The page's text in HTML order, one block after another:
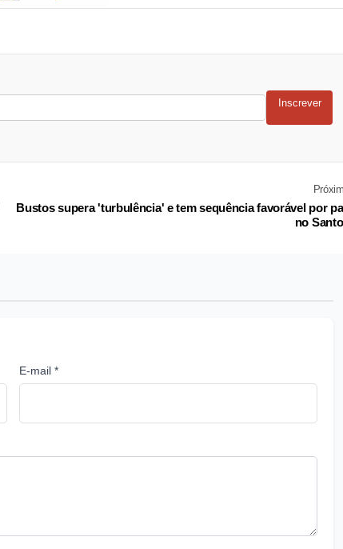
Inscrever
Bustos supera 'turbulência' e tem sequência favorável por
no
E-mail *